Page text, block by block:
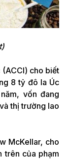
cho biết
8 tỷ đô la Úc
vốn đang
thị trường lao
McKellar, cho
trên của phạm